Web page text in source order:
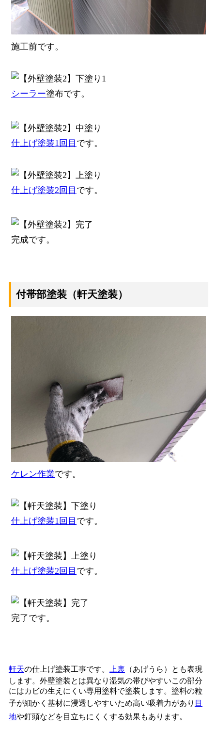
施工前です。
シーラー塗布です。
仕上げ塗装1回目 です。
仕上げ塗装2回目 です。
完成です。
付帯部塗装（軒天塗装）
ケレン作業です。
仕上げ塗装1回目 です。
仕上げ塗装2回目 です。
完了です。
軒天の仕上げ塗装工事です。 上裏 （あげうら）とも表現
します。外壁塗装とは異なり湿気の帯びやすいこの部分
にはカビの生えにくい専用塗料で塗装します。塗料の粒
子が細かく基材に浸透しやすいため高い吸着力があり 目
地や釘頭などを目立ちにくくする効果もあります。